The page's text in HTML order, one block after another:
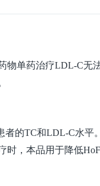
物单药治疗LDL-C无
的TC和LDL-C水
，本品用于降低